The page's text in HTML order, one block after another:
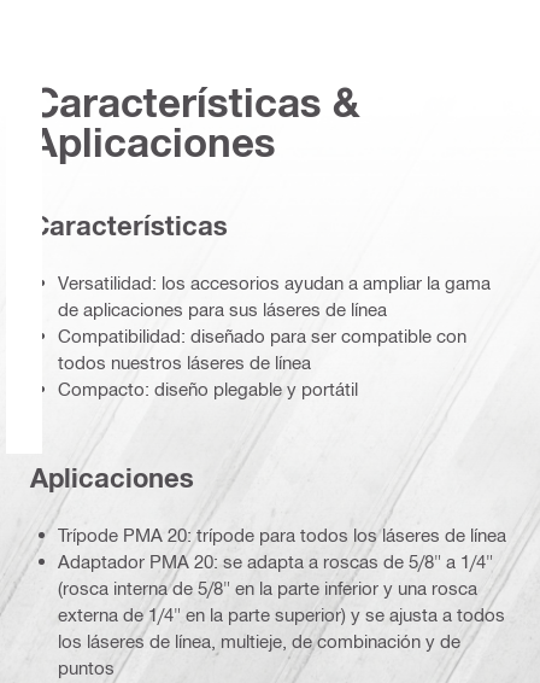
Características &
Aplicaciones
Características
Versatilidad: los accesorios ayudan a ampliar la gama
de aplicaciones para sus láseres de línea
Compatibilidad: diseñado para ser compatible con
todos nuestros láseres de línea
Compacto: diseño plegable y portátil
Aplicaciones
Trípode PMA 20: trípode para todos los láseres de línea
Adaptador PMA 20: se adapta a roscas de 5/8" a 1/4"
(rosca interna de 5/8" en la parte inferior y una rosca
externa de 1/4" en la parte superior) y se ajusta a todos
los láseres de línea, multieje, de combinación y de
puntos